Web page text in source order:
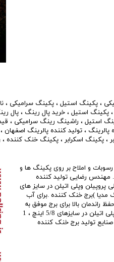
، پکینگ استیل ، پکینگ سرامیکی ،
، پکینگ استیل ، خرید پال رینگ ، پال
استیل ، راشینگ رینگ سرامیکی ،
پالرینگ ، تولید کننده پالرینگ اصفهان ،
، پکینگ اسکرابر ، پکینگ خنک کننده ،
و املاح بر روی پکینگ ها و
مهندس رضایی تولید کننده
پروپیلن وپلی اتیلن در سایز های
)برج خنک کننده .برای آب
راندمان بالا برای برج موفق به
تولید پکینگ پال رینگ ضد رسوب از جنس پلی پروپیلن و پلی اتیلن در سایزهای 5/8 اینچ ، 1
همکاری با صنایع تولید برج خنک کننده